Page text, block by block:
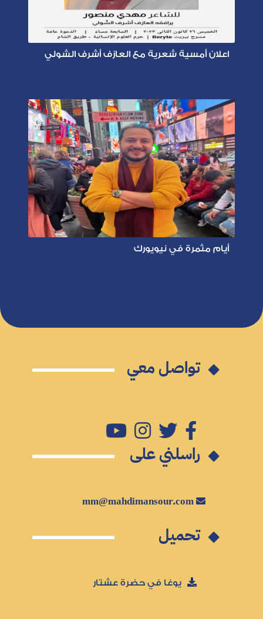
اعلان أمسية شعرية مع العازف أشرف الشولي
أيام مثمرة في نيويورك
تواصل معي
راسلني على
تحميل
يوغا في حضرة عشتار